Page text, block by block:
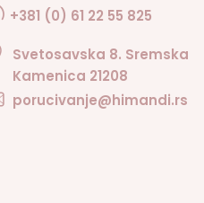
+381 (0) 61 22 55 825
Svetosavska 8. Sremska
Kamenica 21208
porucivanje@himandi.rs